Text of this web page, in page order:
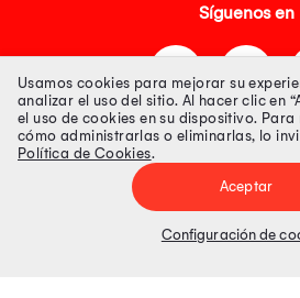
Síguenos en
Tienda 100%
Tiendas Peruanas S.A. R.U.C. Nº
Precios disponibles solo en
Usamos cookies para mejorar su
analizar el uso del sitio. Al hacer clic en
el uso de cookies en su dispositivo.
cómo administrarlas o eliminarlas, lo
Política de Cookies.
Aceptar
Configuración de